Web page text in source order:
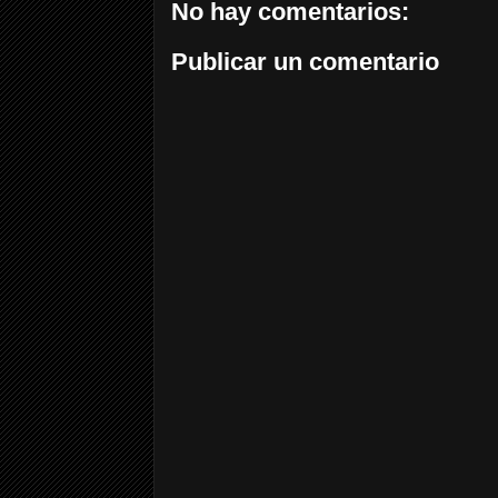
No hay comentarios:
Publicar un comentario